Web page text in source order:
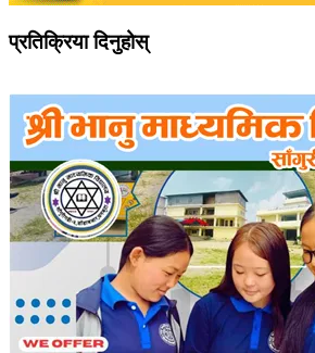
प्रतिक्रिया दिनुहोस्